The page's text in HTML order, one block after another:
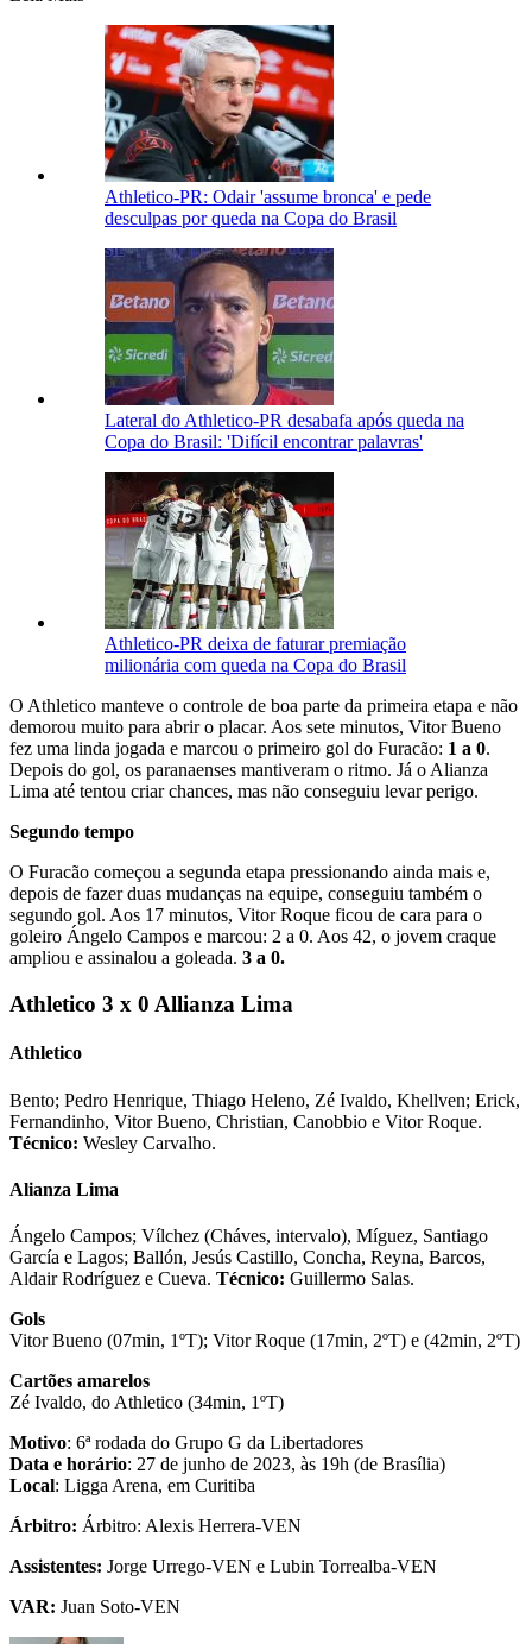
Athletico-PR: Odair 'assume bronca' e pede
desculpas por queda na Copa do Brasil
Lateral do Athletico-PR desabafa após queda na
Copa do Brasil: 'Difícil encontrar palavras'
Athletico-PR deixa de faturar premiação
milionária com queda na Copa do Brasil
O Athletico manteve o controle de boa parte da primeira etapa e não
demorou muito para abrir o placar. Aos sete minutos, Vitor Bueno
fez uma linda jogada e marcou o primeiro gol do Furacão: 1 a 0.
Depois do gol, os paranaenses mantiveram o ritmo. Já o Alianza
Lima até tentou criar chances, mas não conseguiu levar perigo.
Segundo tempo
O Furacão começou a segunda etapa pressionando ainda mais e,
depois de fazer duas mudanças na equipe, conseguiu também o
segundo gol. Aos 17 minutos, Vitor Roque ficou de cara para o
goleiro Ángelo Campos e marcou: 2 a 0. Aos 42, o jovem craque
ampliou e assinalou a goleada. 3 a 0.
Athletico 3 x 0 Allianza Lima
Athletico
Bento; Pedro Henrique, Thiago Heleno, Zé Ivaldo, Khellven; Erick,
Fernandinho, Vitor Bueno, Christian, Canobbio e Vitor Roque.
Técnico: Wesley Carvalho.
Alianza Lima
Ángelo Campos; Vílchez (Cháves, intervalo), Míguez, Santiago
García e Lagos; Ballón, Jesús Castillo, Concha, Reyna, Barcos,
Aldair Rodríguez e Cueva. Técnico: Guillermo Salas.
Gols
Vitor Bueno (07min, 1ºT); Vitor Roque (17min, 2ºT) e (42min, 2ºT)
Cartões amarelos
Zé Ivaldo, do Athletico (34min, 1ºT)
Motivo: 6ª rodada do Grupo G da Libertadores
Data e horário: 27 de junho de 2023, às 19h (de Brasília)
Local: Ligga Arena, em Curitiba
Árbitro: Árbitro: Alexis Herrera-VEN
Assistentes: Jorge Urrego-VEN e Lubin Torrealba-VEN
VAR: Juan Soto-VEN